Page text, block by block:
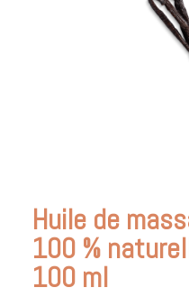
Huile de
100 %
100 ml